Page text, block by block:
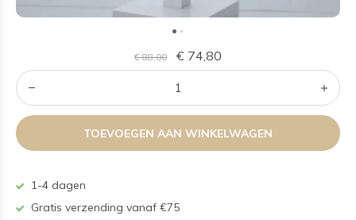
€ 88,00 € 74,80
TOEVOEGEN AAN WINKELWAGEN
1-4 dagen
Gratis verzending vanaf €75